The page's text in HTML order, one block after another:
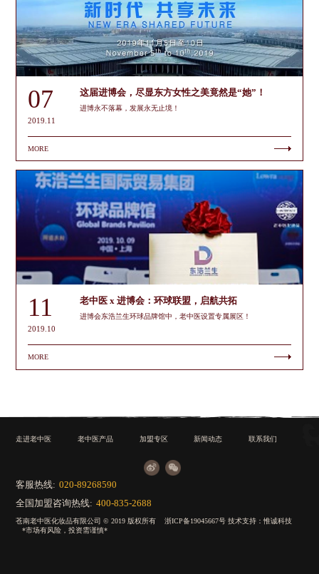
07
2019.11
这届进博会，尽显东方女性之美竟然是“她”！
进博永不落幕，发展永无止境！
MORE
11
2019.10
老中医 x 进博会：环球联盟，启航共拓
进博会东浩兰生环球品牌馆中，老中医设置专属展区！
MORE
走进老中医 老中医产品 加盟专区 新闻动态 联系我们
客服热线: 020-89268590
全国加盟咨询热线: 400-835-2688
苍南老中医化妆品有限公司 © 2019 版权所有浙ICP备19045667号 技术支持：惟诚科技
*市场有风险，投资需谨慎*